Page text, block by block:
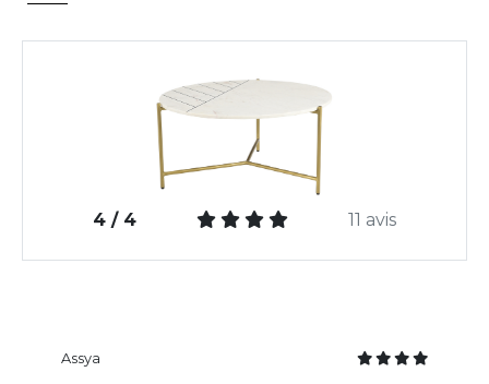
4 / 4 11 avis
Assya